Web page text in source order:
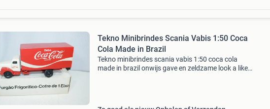
Tekno Minibrindes Scania Vabis 1:50 Coca
Cola Made in Brazil
Tekno minibrindes scania vabis 1:50 coca cola
made in brazil onwijs gave en zeldzame look a like